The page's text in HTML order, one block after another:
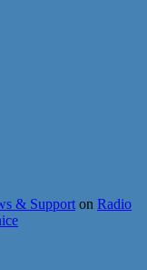
& Support on Radio